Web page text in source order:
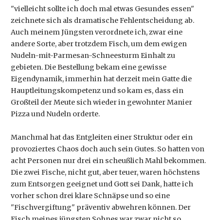
"vielleicht sollte ich doch mal etwas Gesundes essen"
zeichnete sich als dramatische Fehlentscheidung ab.
Auch meinem Jüngsten verordnete ich, zwar eine
andere Sorte, aber trotzdem Fisch, um dem ewigen
Nudeln-mit-Parmesan-Schneesturm Einhalt zu
gebieten. Die Bestellung bekam eine gewisse
Eigendynamik, immerhin hat derzeit mein Gatte die
Hauptleitungskompetenz und so kam es, dass ein
Großteil der Meute sich wieder in gewohnter Manier
Pizza und Nudeln orderte.
Manchmal hat das Entgleiten einer Struktur oder ein
provoziertes Chaos doch auch sein Gutes. So hatten von
acht Personen nur drei ein scheußlich Mahl bekommen.
Die zwei Fische, nicht gut, aber teuer, waren höchstens
zum Entsorgen geeignet und Gott sei Dank, hatte ich
vorher schon drei klare Schnäpse und so eine
"Fischvergiftung" präventiv abwehren können. Der